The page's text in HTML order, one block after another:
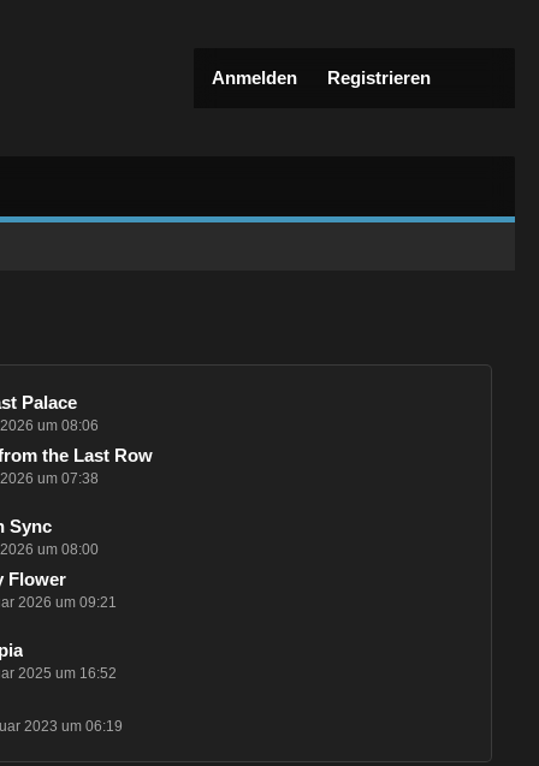
Anmelden Registrieren
Palace
um 08:06
the Last Row
um 07:38
Sync
um 08:00
Flower
2026 um 09:21
2025 um 16:52
2023 um 06:19